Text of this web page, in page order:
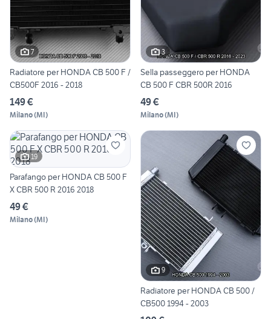
7
Radiatore per HONDA CB 500 F /
CB500F 2016 - 2018
149 €
Milano(MI)
3
Sella passeggero per HONDA
CB 500 F CBR 500R 2016
49 €
Milano(MI)
19
Parafango per HONDA CB 500 F
X CBR 500 R 2016 2018
49 €
Milano(MI)
9
Radiatore per HONDA CB 500 /
CB500 1994 - 2003